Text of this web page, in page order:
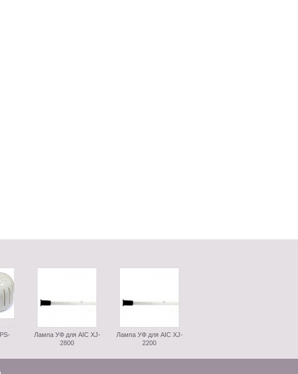
Лампа УФ для AIC XJ-
2800
Лампа УФ для AIC XJ-
2200